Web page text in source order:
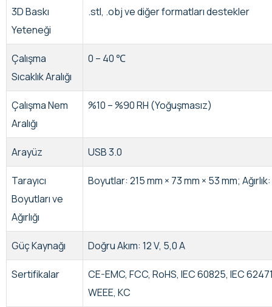
3D Baskı
Yeteneği
.stl, .obj ve diğer formatları destekler
Çalışma
Sıcaklık Aralığı
0 – 40 ℃
Çalışma Nem
Aralığı
%10 – %90 RH (Yoğuşmasız)
Arayüz USB 3.0
Tarayıcı
Boyutları ve
Ağırlığı
Boyutlar: 215 mm × 73 mm × 53 mm;
Güç Kaynağı Doğru Akım: 12 V, 5,0 A
Sertifikalar
CE-EMC, FCC, RoHS, IEC 60825, IEC
WEEE, KC